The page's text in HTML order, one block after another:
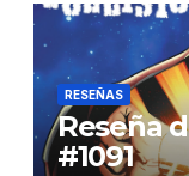
RESEÑAS
Reseña
#1091